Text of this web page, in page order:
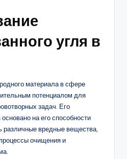
угля в
материала в сфере
потенциалом для
задач. Его
на его способности
различные вредные вещества,
очищения и